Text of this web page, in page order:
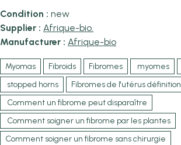
Condition : new
Supplier : Afrique-bio.
Manufacturer : Afrique-bio
Myomas Fibroids Fibromes myomes
stopped horns
Fibromes de l'utérus définition
Comment un fibrome peut disparaître
Comment soigner un fibrome par les plantes
Comment soigner un fibrome sans chirurgie